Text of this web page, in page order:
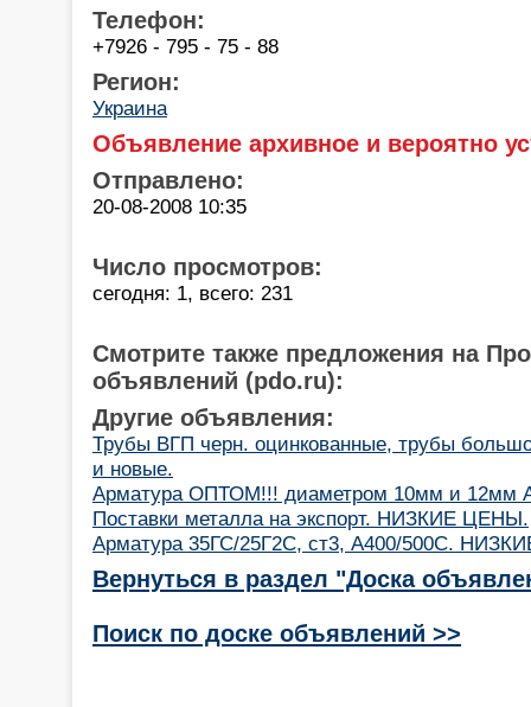
Телефон:
+7926 - 795 - 75 - 88
Регион:
Украина
Объявление архивное и вероятно
Отправлено:
20-08-2008 10:35
Число просмотров:
сегодня: 1, всего: 231
Смотрите также предложения на
объявлений (pdo.ru):
Другие объявления:
Трубы ВГП черн. оцинкованные, трубы
и новые.
Арматура ОПТОМ!!! диаметром 10мм и 12мм
Пoставки металла на экспoрт. НИЗКИЕ ЦЕНЫ.
Арматура 35ГС/25Г2С, ст3, А400/500С.
Вернуться в раздел "Доска
Поиск по доске объявлений >>